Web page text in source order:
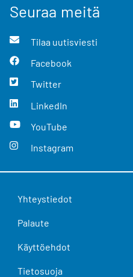
Seuraa meitä
Tilaa uutisviesti
Facebook
Twitter
LinkedIn
YouTube
Instagram
Yhteystiedot
Palaute
Käyttöehdot
Tietosuoja